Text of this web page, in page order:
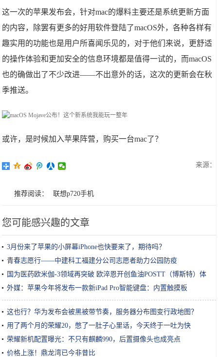
这一次的苹果发布会，针对mac的爆料主要还是系统更新方面
的内容，除罢有更多的好用软件登陆了macOS外，各种各样有
趣实用的功能也是用户所喜闻乐见的，对于他们来说，更舒适
的操作体验和更加安全的信息环境都是值得一试的，而macOS
也的确做出了不少改进——不出意外的话，这次的更新会在秋
季推送。
或许，是时候加入苹果阵营，购买一台mac了？
来源：
推荐阅读： 联想p720手机
您可能感兴趣的文章
3月份来了苹果的小屏幕iPhone也快要来了，期待吗？
青春志愿行——中建科工福建分公司志愿者助力公园防疫
国为医药欧米伽-3领域再突破 欧淬恩开创鱼油POSTT（博斯特）体
系
外媒：苹果今年将发布一款新iPad Pro智能键盘：内置触摸板
这也行？华为发布会被黑被带节奏，服务器分布图变行政地图？
用了两个月的荣耀20，憋了一肚子心里话，今天终于一吐为快
荣耀新机配置曝光：不只有麒麟990，后置摄像头也成亮点
价格上涨！鼎龙湾已今非昔比